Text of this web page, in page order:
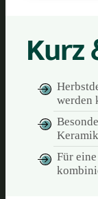
Kurz
werden
Für